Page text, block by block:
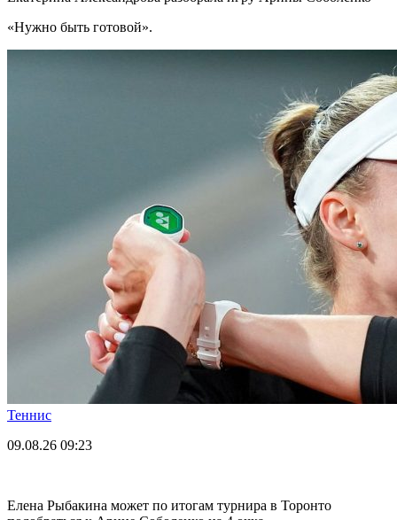
«Нужно быть готовой».
Теннис
09.08.26 09:23
Елена Рыбакина может по итогам турнира в Торонто